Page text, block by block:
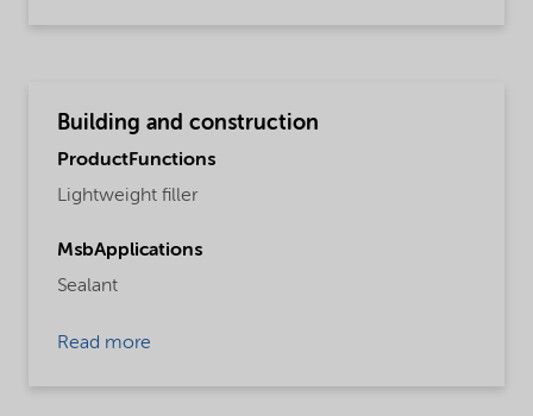
Building and construction
ProductFunctions
Lightweight filler
MsbApplications
Sealant
Read more